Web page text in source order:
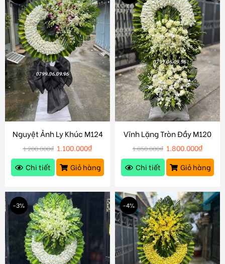
Nguyệt Ảnh Ly Khúc M124
1.200.000₫ 1.100.000₫
Chi tiết
Giỏ hàng
Vĩnh Lặng Tròn Đầy M120
1.850.000₫ 1.800.000₫
Chi tiết
Giỏ hàng
-3% -4%